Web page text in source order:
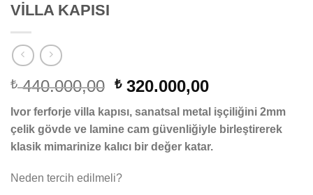
VİLLA KAPISI
₺440.000,00 Orijinal
₺ 440.000,00.
₺320.000,00Şu
andaki
fiyat:
₺ 320.000,00.
Ivor ferforje villa kapısı, sanatsal metal işçiliğini 2mm
çelik gövde ve lamine cam güvenliğiyle birleştirerek
klasik mimarinize kalıcı bir değer katar.
Neden tercih edilmeli?